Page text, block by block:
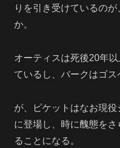
りを引き受けているの
か。
オーティスは死後20年
ているし、バークはゴス
が、ピケットはなお現
に登場し、時に醜態を
ることになる。